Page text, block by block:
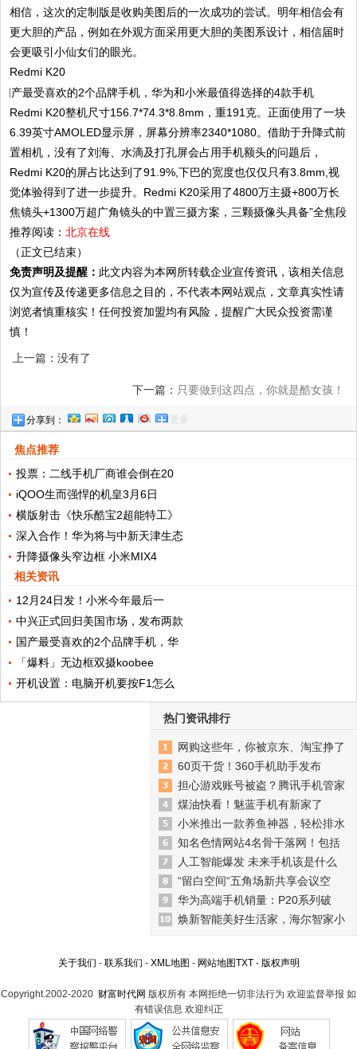
相信，这次的定制版是收购美图后的一次成功的尝试。明年相信会有
更大胆的产品，例如在外观方面采用更大胆的美图系设计，相信届时
会更吸引小仙女们的眼光。
Redmi K20
Redmi K20整机尺寸156.7*74.3*8.8mm，重191克。正面使用了一块
6.39英寸AMOLED显示屏，屏幕分辨率2340*1080。借助于升降式前
置相机，没有了刘海、水滴及打孔屏会占用手机额头的问题后，
Redmi K20的屏占比达到了91.9%,下巴的宽度也仅仅只有3.8mm,视
觉体验得到了进一步提升。Redmi K20采用了4800万主摄+800万长
焦镜头+1300万超广角镜头的中置三摄方案，三颗摄像头具备”全焦段
推荐阅读：北京在线
（正文已结束）
免责声明及提醒： 此文内容为本网所转载企业宣传资讯，该相关信息
仅为宣传及传递更多信息之目的，不代表本网站观点，文章真实性请
浏览者慎重核实！任何投资加盟均有风险，提醒广大民众投资需谨
慎！
上一篇：没有了
下一篇： 只要做到这四点，你就是酷女孩！
分享到： 更多
焦点推荐
投票：二线手机厂商谁会倒在20
iQOO生而强悍的机皇3月6日
横版射击《快乐酷宝2超能特工》
深入合作！华为将与中新天津生态
升降摄像头窄边框 小米MIX4
相关资讯
12月24日发！小米今年最后一
中兴正式回归美国市场，发布两款
国产最受喜欢的2个品牌手机，华
「爆料」无边框双摄koobee
开机设置：电脑开机要按F1怎么
热门资讯排行
网购这些年，你被京东、淘宝挣了
60页干货！360手机助手发布
担心游戏账号被盗？腾讯手机管家
煤油快看！魅蓝手机有新家了
小米推出一款养鱼神器，轻松排水
知名色情网站4名骨干落网！包括
人工智能爆发 未来手机该是什么
“留白空间“五角场新共享会议空
华为高端手机销量：P20系列破
焕新智能美好生活家，海尔智家小
关于我们 - 联系我们 - XML地图 - 网站地图TXT- 版权声明
Copyright.2002-2020 财富时代网 版权所有 本网拒绝一切非法行为 欢迎监督举报 如
有错误信息 欢迎纠正